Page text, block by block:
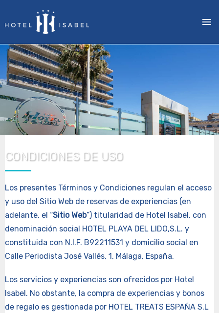
Pasar
contenido
principal
CONDICIONES DE USO
Los presentes Términos y Condiciones regulan el acceso
y uso del Sitio Web de reservas de experiencias (en
adelante, el “Sitio Web”) titularidad de Hotel Isabel, con
denominación social HOTEL PLAYA DEL LIDO,S.L. y
constituida con N.I.F. B92211531 y domicilio social en
Calle Periodista José Vallés, 1, Málaga, España.
Los servicios y experiencias son ofrecidos por Hotel
Isabel. No obstante, la compra de experiencias y bonos
de regalo es gestionada por HOTEL TREATS ESPAÑA S.L